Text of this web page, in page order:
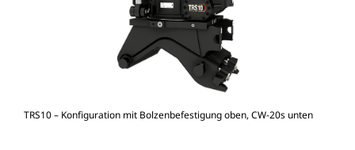
TRS10 – Konfiguration mit Bolzenbefestigung oben, CW-20s unten